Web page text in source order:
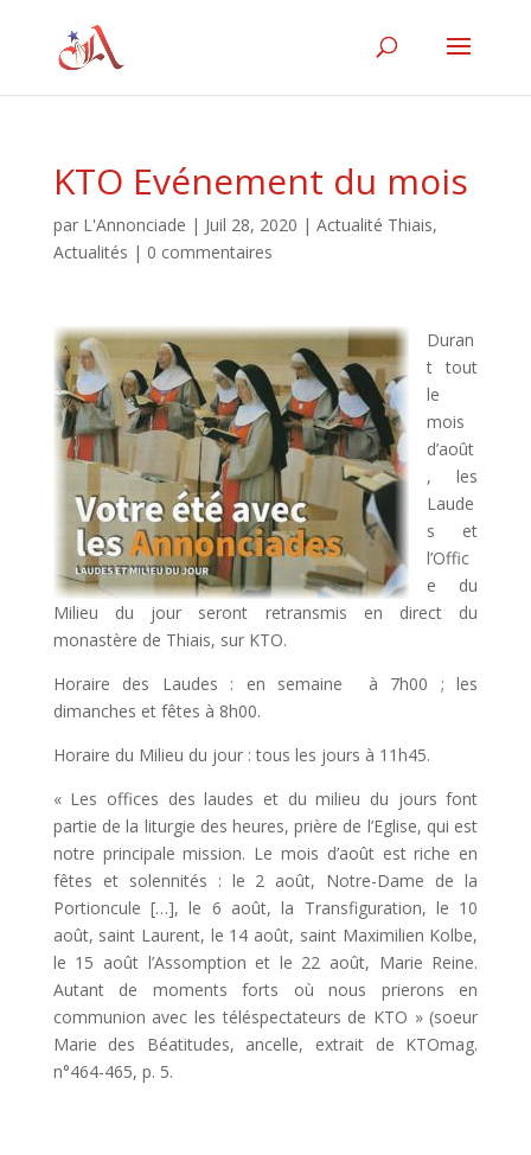
KTO Evénement du mois
par L'Annonciade | Juil 28, 2020 | Actualité Thiais,
Actualités | 0 commentaires
Duran
t tout
le
mois
d’août
, les
Laude
s et
l’Offic
e du
Milieu du jour seront retransmis en direct du
monastère de Thiais, sur KTO.
Horaire des Laudes : en semaine à 7h00 ; les
dimanches et fêtes à 8h00.
Horaire du Milieu du jour : tous les jours à 11h45.
« Les offices des laudes et du milieu du jours font
partie de la liturgie des heures, prière de l’Eglise, qui est
notre principale mission. Le mois d’août est riche en
fêtes et solennités : le 2 août, Notre-Dame de la
Portioncule […], le 6 août, la Transfiguration, le 10
août, saint Laurent, le 14 août, saint Maximilien Kolbe,
le 15 août l’Assomption et le 22 août, Marie Reine.
Autant de moments forts où nous prierons en
communion avec les téléspectateurs de KTO » (soeur
Marie des Béatitudes, ancelle, extrait de KTOmag.
n°464-465, p. 5.